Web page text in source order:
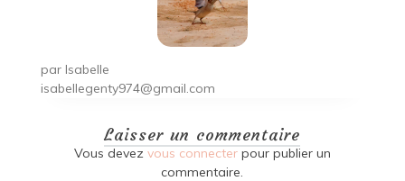
par Isabelle
isabellegenty974@gmail.com
Laisser un commentaire
Vous devez vous connecterpour publier un
commentaire.